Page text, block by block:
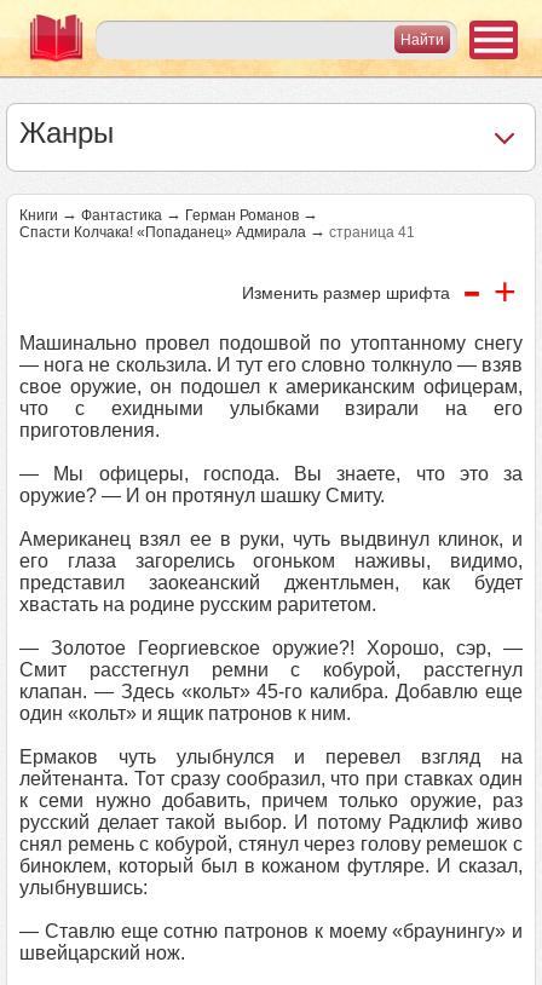
Жанры
Книги → Фантастика → Герман Романов →
Спасти Колчака! «Попаданец» Адмирала → страница 41
Изменить размер шрифта - +
Машинально провел подошвой по утоптанному снегу
— нога не скользила. И тут его словно толкнуло — взяв
свое оружие, он подошел к американским офицерам,
что с ехидными улыбками взирали на его
приготовления.
— Мы офицеры, господа. Вы знаете, что это за
оружие? — И он протянул шашку Смиту.
Американец взял ее в руки, чуть выдвинул клинок, и
его глаза загорелись огоньком наживы, видимо,
представил заокеанский джентльмен, как будет
хвастать на родине русским раритетом.
— Золотое Георгиевское оружие?! Хорошо, сэр, —
Смит расстегнул ремни с кобурой, расстегнул
клапан. — Здесь «кольт» 45-го калибра. Добавлю еще
один «кольт» и ящик патронов к ним.
Ермаков чуть улыбнулся и перевел взгляд на
лейтенанта. Тот сразу сообразил, что при ставках один
к семи нужно добавить, причем только оружие, раз
русский делает такой выбор. И потому Радклиф живо
снял ремень с кобурой, стянул через голову ремешок с
биноклем, который был в кожаном футляре. И сказал,
улыбнувшись:
— Ставлю еще сотню патронов к моему «браунингу» и
швейцарский нож.